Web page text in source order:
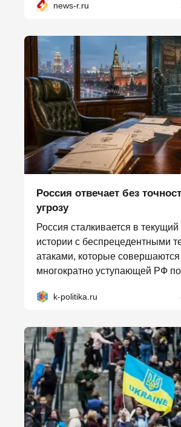
news-r.ru
Россия отвечает без
угрозу
Россия сталкивается в
истории с беспрецедентными
атаками, которые совершаются
многократно уступающей РФ
k-politika.ru